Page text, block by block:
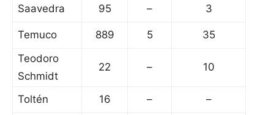
Saavedra 95 – 3
Temuco 889 5
35
Teodoro
Schmidt
22 – 10
Toltén 16 – –